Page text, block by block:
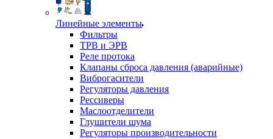
Линейные элементы
Фильтры
ТРВ и ЭРВ
Реле протока
Клапаны сброса давления (аварийные)
Виброгасители
Регуляторы давления
Рессиверы
Маслоотделители
Глушители шума
Регуляторы производительности